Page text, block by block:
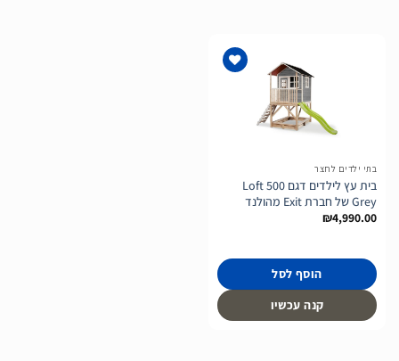
בתי ילדים לחצר
בית עץ לילדים דגם Loft 500
Grey של חברת Exit מהולנד
₪4,990.00
הוסף לסל
קנה עכשיו